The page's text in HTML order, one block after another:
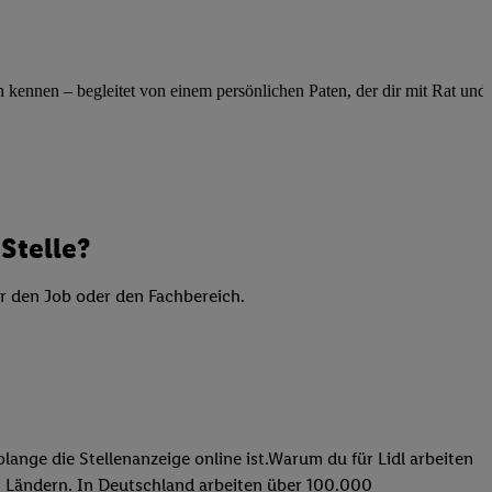
– begleitet von einem persönlichen Paten, der dir mit Rat und
Job oder den Fachbereich.
die Stellenanzeige online ist.Warum du für Lidl arbeiten
In Deutschland arbeiten über 100.000
Bereitstellung und
Analyse
von Profilen